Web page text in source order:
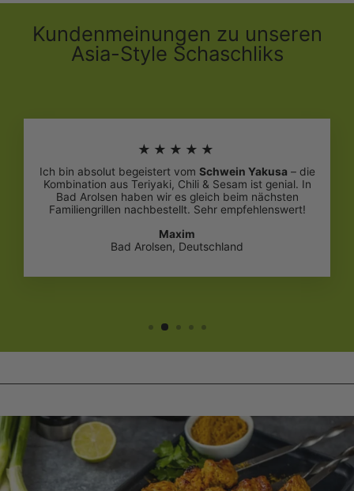
Kundenmeinungen zu unseren
Asia-Style Schaschliks
★★★★★
Ich bin absolut begeistert vom Schwein Yakusa – die
Kombination aus Teriyaki, Chili & Sesam ist genial. In
Bad Arolsen haben wir es gleich beim nächsten
Familiengrillen nachbestellt. Sehr empfehlenswert!
Maxim
Bad Arolsen, Deutschland